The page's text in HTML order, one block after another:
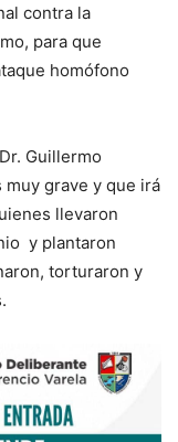
contra la
para que
homófono
Guillermo
grave y que irá
llevaron
y plantaron
torturaron y